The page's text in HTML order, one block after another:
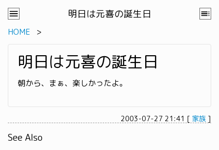
明日は元喜の誕生日
HOME
明日は元喜の誕生日
朝から、まぁ、楽しかったよ。
2003-07-27 21:41 [ 家族 ]
See Also